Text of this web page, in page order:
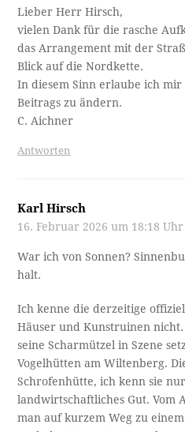
Lieber Herr Hirsch,
vielen Dank für die rasche
das Arrangement mit der
Blick auf die Nordkette.
In diesem Sinn erlaube ich
Beitrags zu ändern.
C. Aichner
Antworten
Karl Hirsch
16. Februar 2026 um 18:18 Uhr
War ich von Sonnen?
halt.
Ich kenne die derzeitige
Häuser und Kunstruinen
seine Scharmützel in Szene
Vogelhütten am Wiltenberg.
Schrofenhütte, ich kenn sie
landwirtschaftliches Gut. Vom
man auf kurzem Weg zu